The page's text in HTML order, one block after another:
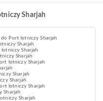
Sharjah
Port lotniczy Sharjah
Sharjah
Sharjah
Sharjah
lotniczy Sharjah
Sharjah
Sharjah
lotniczy Sharjah
Sharjah
Sharjah